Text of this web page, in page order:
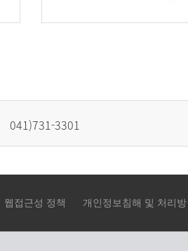
041)731-3301
웹접근성 정책 개인정보침해 및 처리